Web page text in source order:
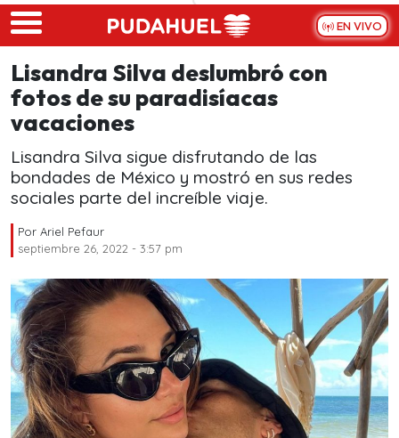
Skip to main content
EN VIVO
Lisandra Silva deslumbró con
fotos de su paradisíacas
vacaciones
Lisandra Silva sigue disfrutando de las
bondades de México y mostró en sus redes
sociales parte del increíble viaje.
Por Ariel Pefaur
septiembre 26, 2022 - 3:57 pm